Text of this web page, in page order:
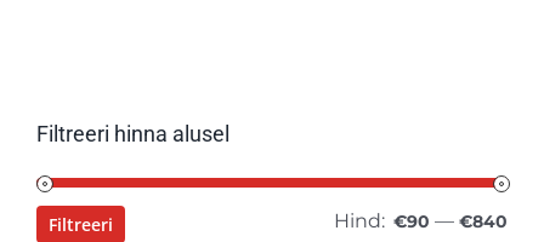
Filtreeri hinna alusel
Filtreeri Hind: €90 — €840